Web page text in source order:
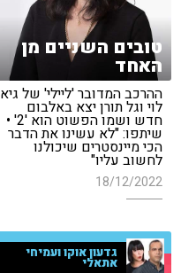
טובים השניים מן
האחד
ההרכב המדובר 'ליילי' של גיא
לוי וגל תורן יצא באלבום
חדש ושמו הפשוט הוא '2' •
שיתפו: "לא עשינו את הדבר
הכי מיינסטרים שיכולנו
לחשוב עליו"
18/12/2022
גדעון אוקו ועמיחי
אתאלי